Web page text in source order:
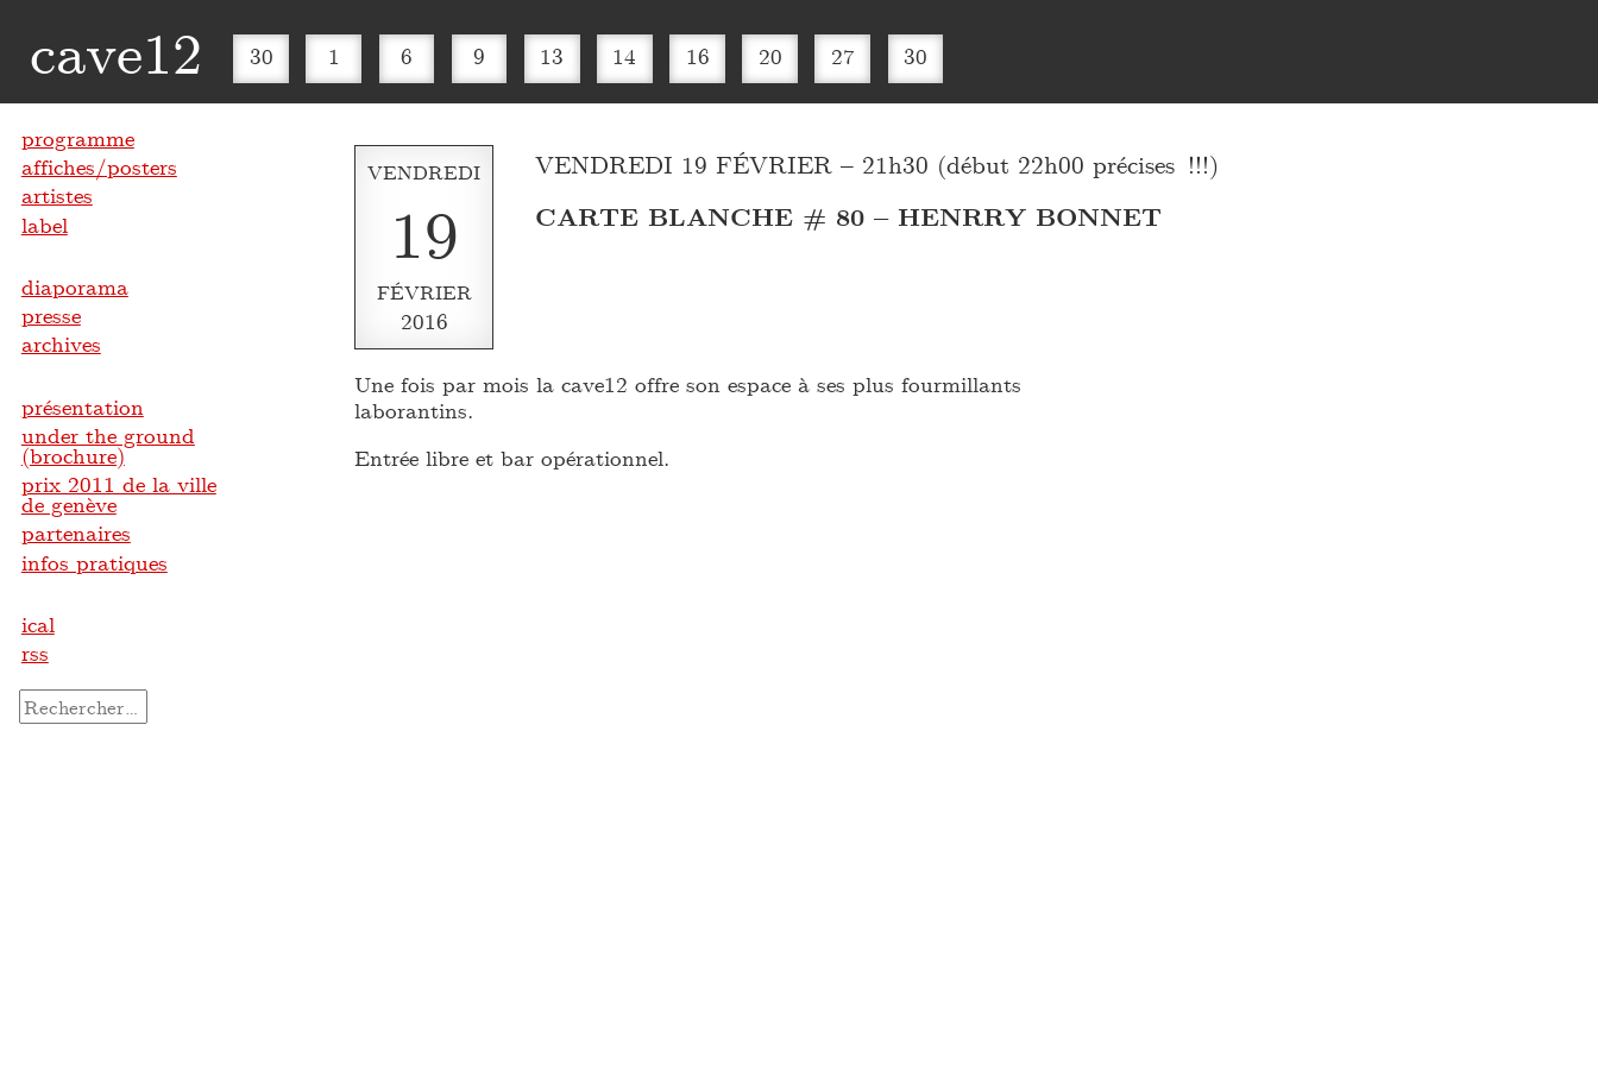
cave12 30 1 6 9 13 14 16 20 27 30
VENDREDI
19
FÉVRIER
2016
VENDREDI 19 FÉVRIER – 21h30 (début 22h00 précises !!!)
CARTE BLANCHE # 80 – HENRRY BONNET
Une fois par mois la cave12 offre son espace à ses plus fourmillants
laborantins.
Entrée libre et bar opérationnel.
programme
affiches/posters
artistes
label
diaporama
presse
archives
présentation
under the ground
(brochure)
prix 2011 de la ville
de genève
partenaires
infos pratiques
ical
rss
Rechercher :